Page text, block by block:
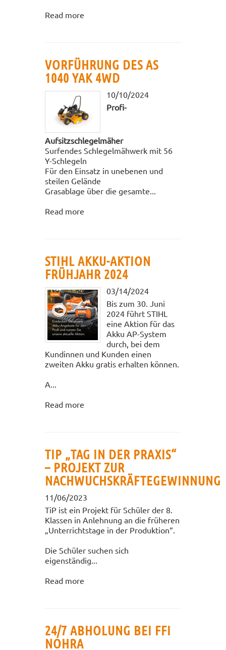
Read more
VORFÜHRUNG DES AS
1040 YAK 4WD
10/10/2024
Profi-
Aufsitzschlegelmäher
Surfendes Schlegelmähwerk mit 56
Y-Schlegeln
Für den Einsatz in unebenen und
steilen Gelände
Grasablage über die gesamte...
Read more
STIHL AKKU-AKTION
FRÜHJAHR 2024
03/14/2024
Bis zum 30. Juni
2024 führt STIHL
eine Aktion für das
Akku AP-System
durch, bei dem
Kundinnen und Kunden einen
zweiten Akku gratis erhalten können.
A...
Read more
TIP „TAG IN DER PRAXIS“
– PROJEKT ZUR
NACHWUCHSKRÄFTEGEWINNUNG
11/06/2023
TiP ist ein Projekt für Schüler der 8.
Klassen in Anlehnung an die früheren
„Unterrichtstage in der Produktion“.
Die Schüler suchen sich
eigenständig...
Read more
24/7 ABHOLUNG BEI FFI
NOHRA